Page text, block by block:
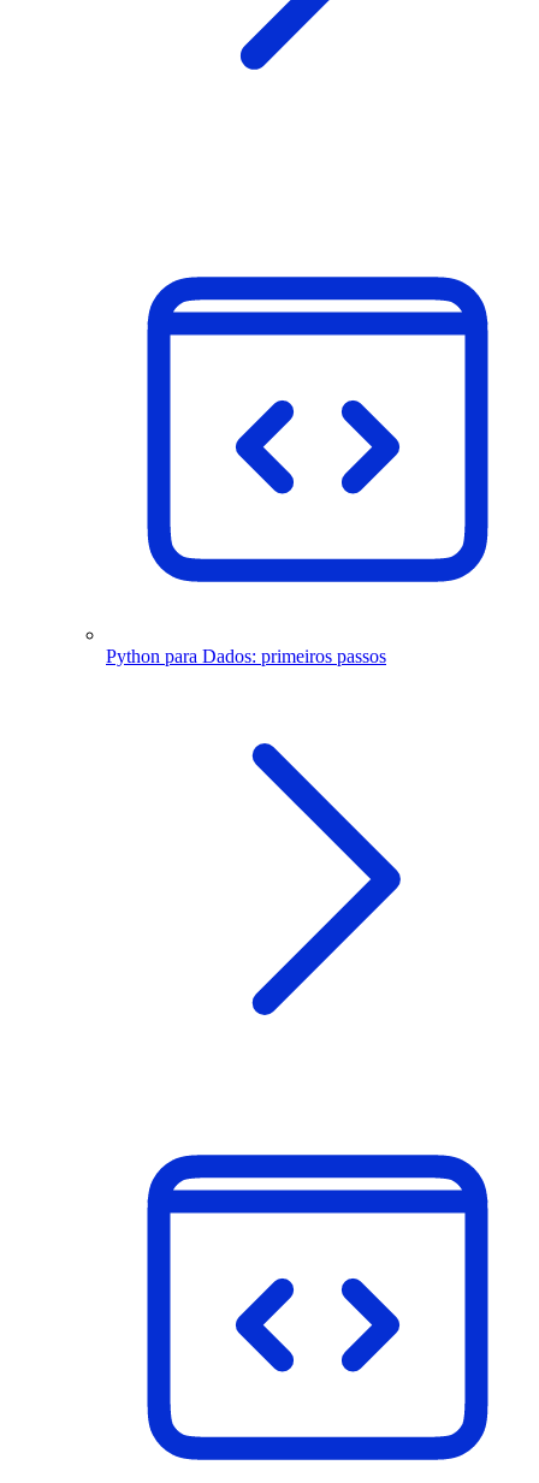
Python para Dados: primeiros passos